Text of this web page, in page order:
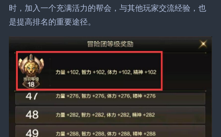
时，加入一个充满活力的帮会，与其他玩家交流经验，也
是提高排名的重要途径。